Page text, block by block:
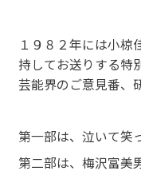
１９８２年には小
持してお送りする特
芸能界のご意見番、
第一部は、泣いて笑
第二部は、梅沢富美